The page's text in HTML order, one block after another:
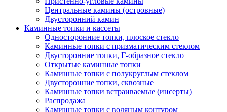
Центральные камины (островные)
Двусторонний камин
Каминные топки и кассеты
Односторонние топки, плоское стекло
Каминные топки с призматическим стеклом
Двусторонние топки, Г-образное стекло
Открытые каминные топки
Каминные топки с полукруглым стеклом
Двусторонние топки, сквозные
Каминные топки встраиваемые (инсерты)
Распродажа
Каминные топки с водяным контуром